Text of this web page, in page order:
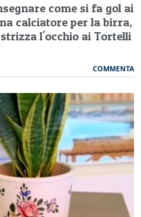
come si fa gol ai
calciatore per la birra,
strizza l'occhio ai Tortelli
COMMENTA